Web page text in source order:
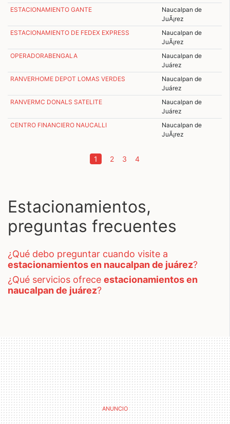
ESTACIONAMIENTO GANTE
Naucalpan de
JuÃ¡rez
ESTACIONAMIENTO DE FEDEX EXPRESS
Naucalpan de
JuÃ¡rez
OPERADORABENGALA
Naucalpan de
Juárez
RANVERHOME DEPOT LOMAS VERDES
Naucalpan de
Juárez
RANVERMC DONALS SATELITE
Naucalpan de
Juárez
CENTRO FINANCIERO NAUCALLI
Naucalpan de
JuÃ¡rez
1 (current)
2 3 4
Estacionamientos,
preguntas frecuentes
¿qué debo preguntar cuando visite a
estacionamientos en naucalpan de juárez?
¿qué servicios ofrece estacionamientos en
naucalpan de juárez?